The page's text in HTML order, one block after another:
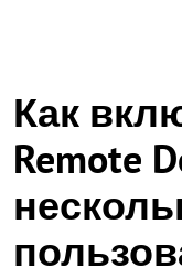
Как
Remote